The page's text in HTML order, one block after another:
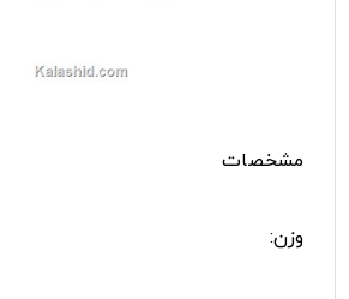
مشخصات
وزن: